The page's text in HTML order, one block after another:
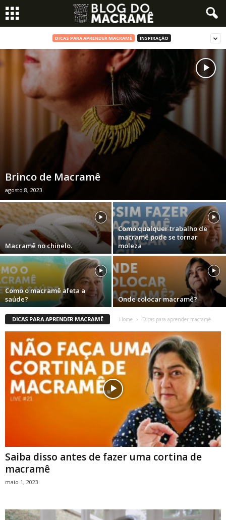
DICAS PARA APRENDER MACRAMÊ INSPIRAÇÃO
Brinco de Macramê
agosto 8, 2023
Macramê no chinelo.
Como qualquer trabalho de
macramê pode se tornar
moleza
Como o macramê afeta a
saúde?
Onde colocar macramê?
DICAS PARA APRENDER MACRAMÊ Home Dicas para aprender macramê
Saiba disso antes de fazer uma cortina de
macramê
maio 1, 2023